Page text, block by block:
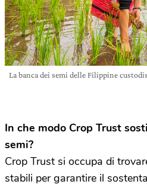
La banca dei semi delle Filippine
In che modo Crop Trust
semi?
Crop Trust si occupa di
stabili per garantire il